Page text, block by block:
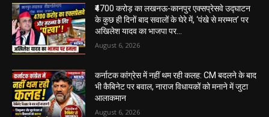
₹4700 करोड़ का लखनऊ-कानपुर एक्सप्रेसवे उद्घाटन
के कुछ ही दिनों बाद सवालों के घेरे में, ‘पंखे से मरम्मत’ पर
अखिलेश यादव का भाजपा पर...
August 6, 2026
कर्नाटक कांग्रेस में नहीं थम रही कलह: CM बदलने के बाद
भी कैबिनेट पर बवाल, नाराज विधायकों को मनाने में जुटा
आलाकमान
August 6, 2026